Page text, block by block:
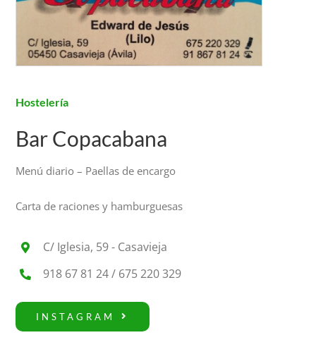
Hostelería
Bar Copacabana
Menú diario – Paellas de encargo
Carta de raciones y hamburguesas
C/ Iglesia, 59 - Casavieja
918 67 81 24 / 675 220 329
INSTAGRAM